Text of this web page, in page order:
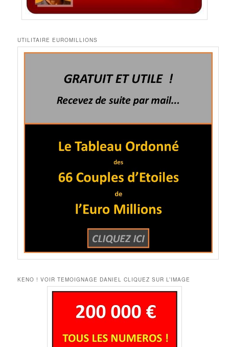
UTILITAIRE EUROMILLIONS
KENO ! VOIR TEMOIGNAGE DANIEL CLIQUEZ SUR L’IMAGE